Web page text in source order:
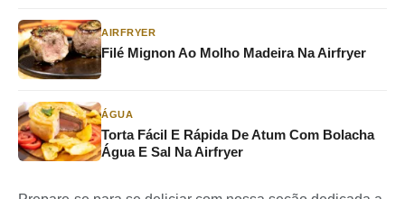
AIRFRYER
Filé Mignon Ao Molho Madeira Na Airfryer
ÁGUA
Torta Fácil E Rápida De Atum Com Bolacha
Água E Sal Na Airfryer